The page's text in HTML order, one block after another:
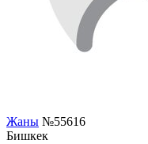
Жаны №55616
Бишкек